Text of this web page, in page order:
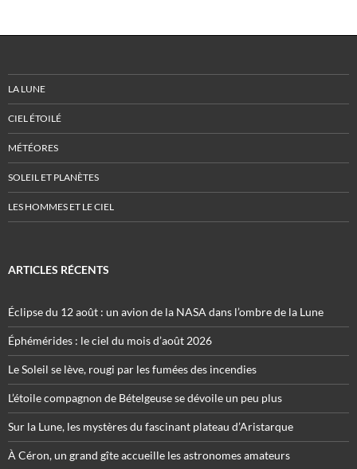
LA LUNE
CIEL ÉTOILÉ
MÉTÉORES
SOLEIL ET PLANÈTES
LES HOMMES ET LE CIEL
ARTICLES RÉCENTS
Éclipse du 12 août : un avion de la NASA dans l’ombre de la Lune
Éphémérides : le ciel du mois d’août 2026
Le Soleil se lève, rougi par les fumées des incendies
L’étoile compagnon de Bételgeuse se dévoile un peu plus
Sur la Lune, les mystères du fascinant plateau d’Aristarque
À Céron, un grand gîte accueille les astronomes amateurs